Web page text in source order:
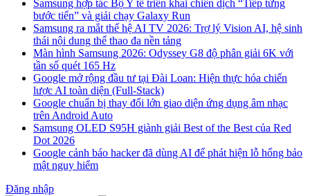
Samsung hợp tác Bộ Y tế triển khai chiến dịch “Tiếp từng
bước tiến” và giải chạy Galaxy Run
Samsung ra mắt thế hệ AI TV 2026: Trợ lý Vision AI, hệ sinh
thái nội dung thể thao đa nền tảng
Màn hình Samsung 2026: Odyssey G8 độ phân giải 6K với
tần số quét 165 Hz
Google mở rộng đầu tư tại Đài Loan: Hiện thực hóa chiến
lược AI toàn diện (Full-Stack)
Google chuẩn bị thay đổi lớn giao diện ứng dụng âm nhạc
trên Android Auto
Samsung OLED S95H giành giải Best of the Best của Red
Dot 2026
Google cảnh báo hacker đã dùng AI để phát hiện lỗ hổng bảo
mật nguy hiểm
Đăng nhập